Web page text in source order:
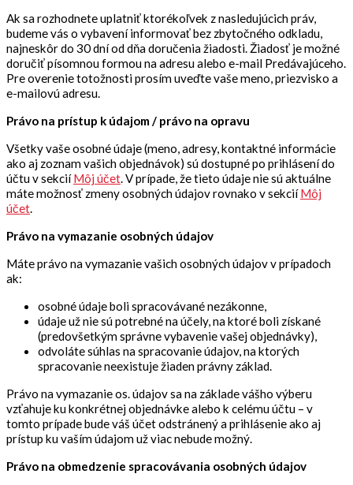
Ak sa rozhodnete uplatniť ktorékoľvek z nasledujúcich práv,
budeme vás o vybavení informovať bez zbytočného odkladu,
najneskôr do 30 dní od dňa doručenia žiadosti. Žiadosť je možné
doručiť písomnou formou na adresu alebo e-mail Predávajúceho.
Pre overenie totožnosti prosím uveďte vaše meno, priezvisko a
e-mailovú adresu.
Právo na prístup k údajom / právo na opravu
Všetky vaše osobné údaje (meno, adresy, kontaktné informácie
ako aj zoznam vašich objednávok) sú dostupné po prihlásení do
účtu v sekciíMôj účet. V prípade, že tieto údaje nie sú aktuálne
máte možnosť zmeny osobných údajov rovnako v sekciíMôj
účet.
Právo na vymazanie osobných údajov
Máte právo na vymazanie vašich osobných údajov v prípadoch
ak:
osobné údaje boli spracovávané nezákonne,
údaje už nie sú potrebné na účely, na ktoré boli získané
(predovšetkým správne vybavenie vašej objednávky),
odvoláte súhlas na spracovanie údajov, na ktorých
spracovanie neexistuje žiaden právny základ.
Právo na vymazanie os. údajov sa na základe vášho výberu
vzťahuje ku konkrétnej objednávke alebo k celému účtu – v
tomto prípade bude váš účet odstránený a prihlásenie ako aj
prístup ku vaším údajom už viac nebude možný.
Právo na obmedzenie spracovávania osobných údajov